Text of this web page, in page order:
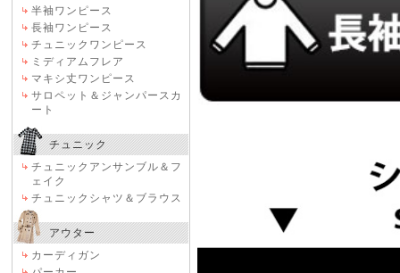
半袖ワンピース
長袖ワンピース
チュニックワンピース
ミディアムフレア
マキシ丈ワンピース
サロペット＆ジャンパースカ
ート
チュニック
チュニックアンサンブル＆フ
ェイク
チュニックシャツ＆ブラウス
アウター
カーディガン